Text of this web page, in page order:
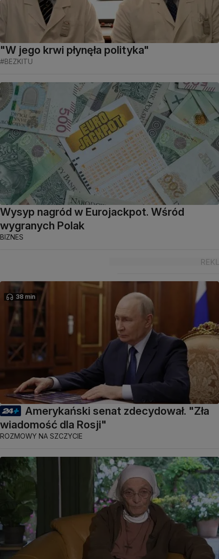
"W jego krwi płynęła polityka"
#BEZKITU
Wysyp nagród w Eurojackpot. Wśród
wygranych Polak
BIZNES
38 min
Amerykański senat zdecydował. "Zła
wiadomość dla Rosji"
ROZMOWY NA SZCZYCIE